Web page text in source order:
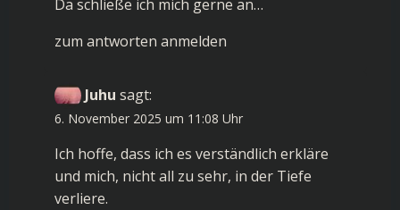
Da schließe ich mich gerne an…
zum antworten anmelden
Juhu sagt:
6. November 2025 um 11:08 Uhr
Ich hoffe, dass ich es verständlich erkläre
und mich, nicht all zu sehr, in der Tiefe
verliere.